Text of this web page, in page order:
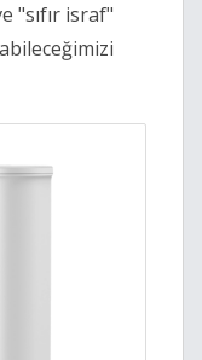
"sıfır israf"